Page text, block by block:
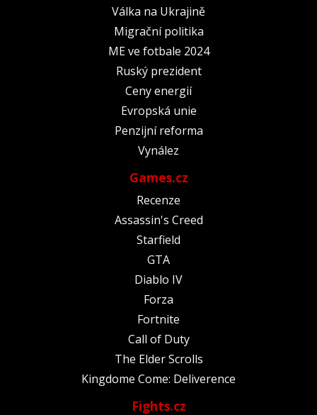
Válka na Ukrajině
Migrační politika
ME ve fotbale 2024
Ruský prezident
Ceny energií
Evropská unie
Penzijní reforma
Vynález
Games.cz
Recenze
Assassin's Creed
Starfield
GTA
Diablo IV
Forza
Fortnite
Call of Duty
The Elder Scrolls
Kingdome Come: Deliverence
Fights.cz